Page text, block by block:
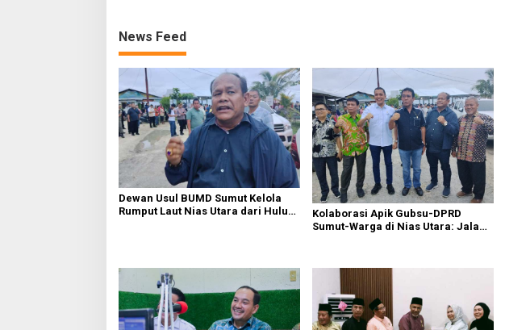
News Feed
Dewan Usul BUMD Sumut Kelola
Rumput Laut Nias Utara dari Hulu
Kolaborasi Apik Gubsu-DPRD
Sumut-Warga di Nias Utara: Jalan